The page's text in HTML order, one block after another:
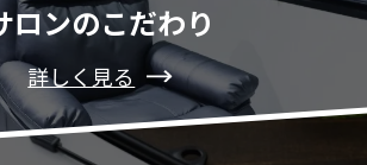
ロンのこだわり
詳しく見る